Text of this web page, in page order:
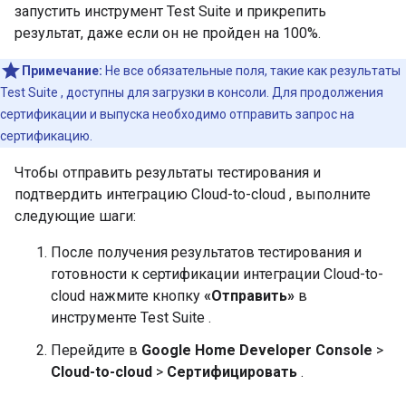
запустить инструмент Test Suite и прикрепить
результат, даже если он не пройден на 100%.
Примечание: Не все обязательные поля, такие как результаты
Test Suite , доступны для загрузки в консоли. Для продолжения
сертификации и выпуска необходимо отправить запрос на
сертификацию.
Чтобы отправить результаты тестирования и
подтвердить интеграцию Cloud-to-cloud , выполните
следующие шаги:
После получения результатов тестирования и
готовности к сертификации интеграции Cloud-to-
cloud нажмите кнопку «Отправить» в
инструменте Test Suite .
Перейдите в Google Home Developer Console >
Cloud-to-cloud > Сертифицировать .